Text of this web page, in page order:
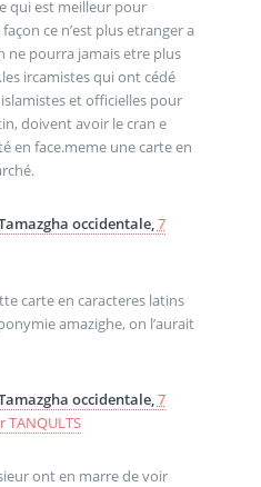
qui est meilleur pour
ce n’est plus etranger a
ne pourra jamais etre plus
ircamistes qui ont cédé
et officielles pour
doivent avoir le cran e
en face.meme une carte en
occidentale,7
carte en caracteres latins
amazighe, on l’aurait
occidentale,7
TANQULTS
ont en marre de voir